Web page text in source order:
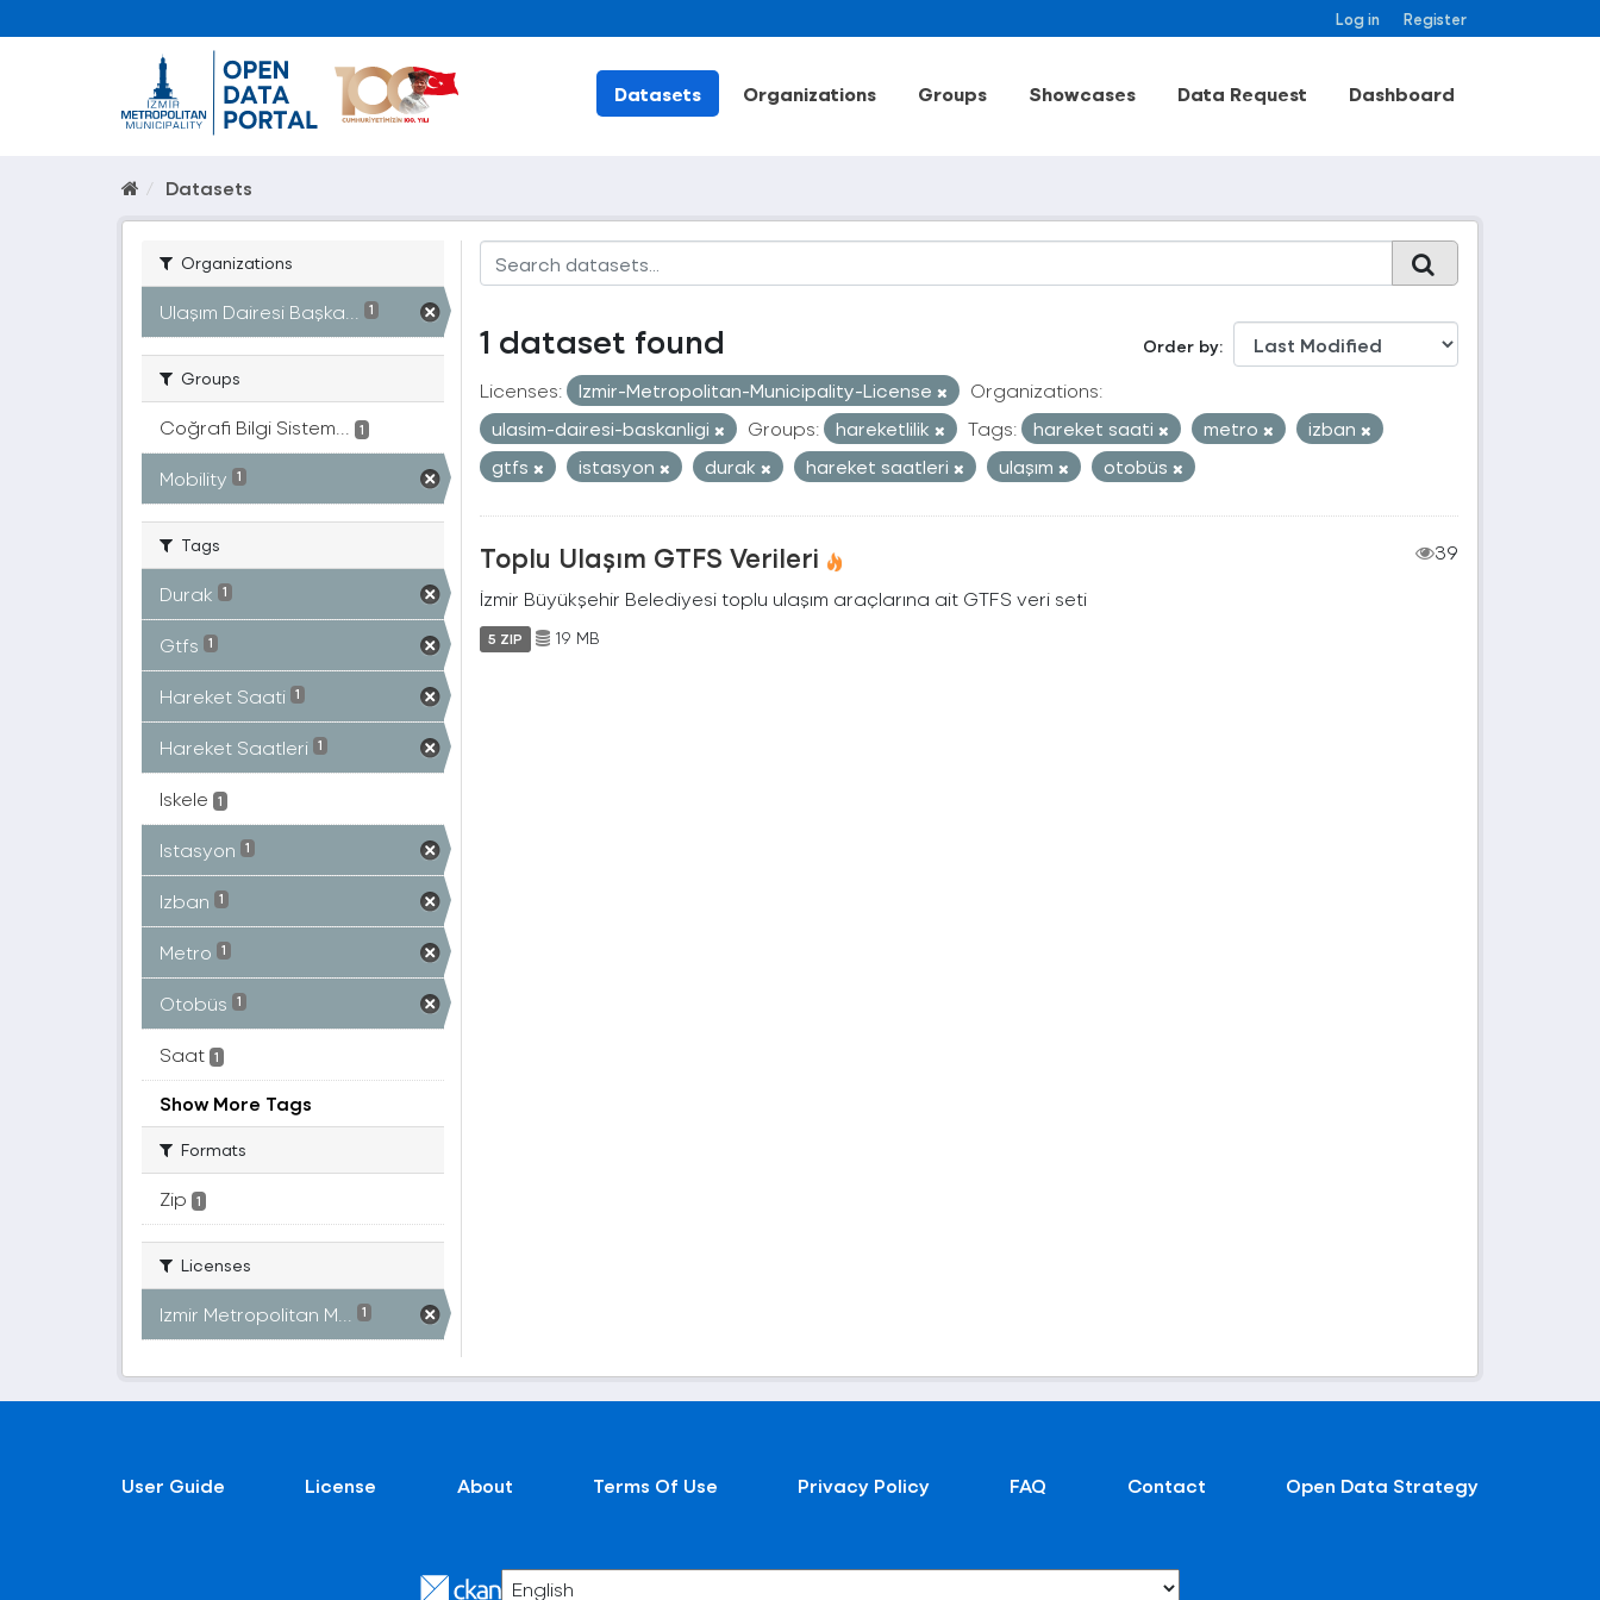
Log in Register
Datasets Organizations Groups Showcases Data Request Dashboard
Datasets
Organizations
Ulaşım Dairesi Başka... 1
Groups
Coğrafi Bilgi Sistem... 1
Mobility 1
Tags
Durak 1
Gtfs 1
Hareket Saati 1
Hareket Saatleri 1
Iskele 1
Istasyon 1
Izban 1
Metro 1
Otobüs 1
Saat 1
Show More Tags
Formats
Zip 1
Licenses
Izmir Metropolitan M... 1
Order by
1 dataset found
Licenses: Izmir-Metropolitan-Municipality-License
Organizations:
ulasim-dairesi-baskanligi
Groups: hareketlilik Tags: hareket saati metro
izban
gtfs
istasyon durak hareket saatleri ulaşım otobüs
Toplu Ulaşım GTFS Verileri
39
İzmir Büyükşehir Belediyesi toplu ulaşım araçlarına ait GTFS veri seti
5 ZIP 19 MB
User Guide License About Terms Of Use Privacy Policy FAQ Contact Open Data Strategy